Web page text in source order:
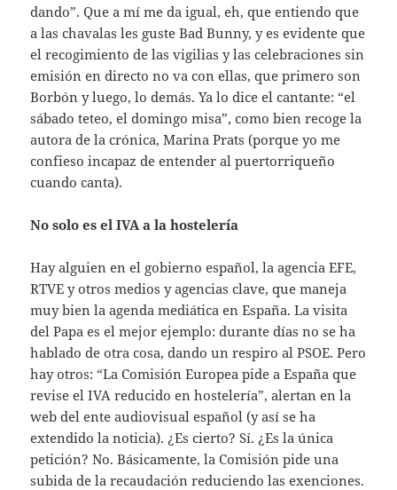
dando”. Que a mí me da igual, eh, que entiendo que
a las chavalas les guste Bad Bunny, y es evidente que
el recogimiento de las vigilias y las celebraciones sin
emisión en directo no va con ellas, que primero son
Borbón y luego, lo demás. Ya lo dice el cantante: “el
sábado teteo, el domingo misa”, como bien recoge la
autora de la crónica, Marina Prats (porque yo me
confieso incapaz de entender al puertorriqueño
cuando canta).
No solo es el IVA a la hostelería
Hay alguien en el gobierno español, la agencia EFE,
RTVE y otros medios y agencias clave, que maneja
muy bien la agenda mediática en España. La visita
del Papa es el mejor ejemplo: durante días no se ha
hablado de otra cosa, dando un respiro al PSOE. Pero
hay otros: “La Comisión Europea pide a España que
revise el IVA reducido en hostelería”, alertan en la
web del ente audiovisual español (y así se ha
extendido la noticia). ¿Es cierto? Sí. ¿Es la única
petición? No. Básicamente, la Comisión pide una
subida de la recaudación reduciendo las exenciones.